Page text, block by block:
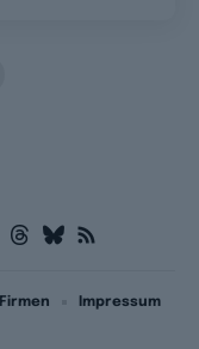
Firmen
Impressum